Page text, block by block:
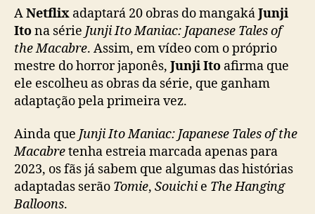
:
N
e
f
l
a
d
a
p
ANetflix adaptará 20 obras do mangakáJunji
Itona série Junji Ito Maniac: Japanese Tales of
the Macabre. Assim, em vídeo com o próprio
mestre do horror japonês, Junji Ito afirma que
ele escolheu as obras da série, que ganham
adaptação pela primeira vez.
Ainda que Junji Ito Maniac: Japanese Tales of the
Macabretenha estreia marcada apenas para
2023, os fãs já sabem que algumas das histórias
adaptadas serão Tomie, Souichi e The Hanging
Balloons.